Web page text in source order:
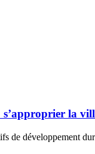
la
de développement